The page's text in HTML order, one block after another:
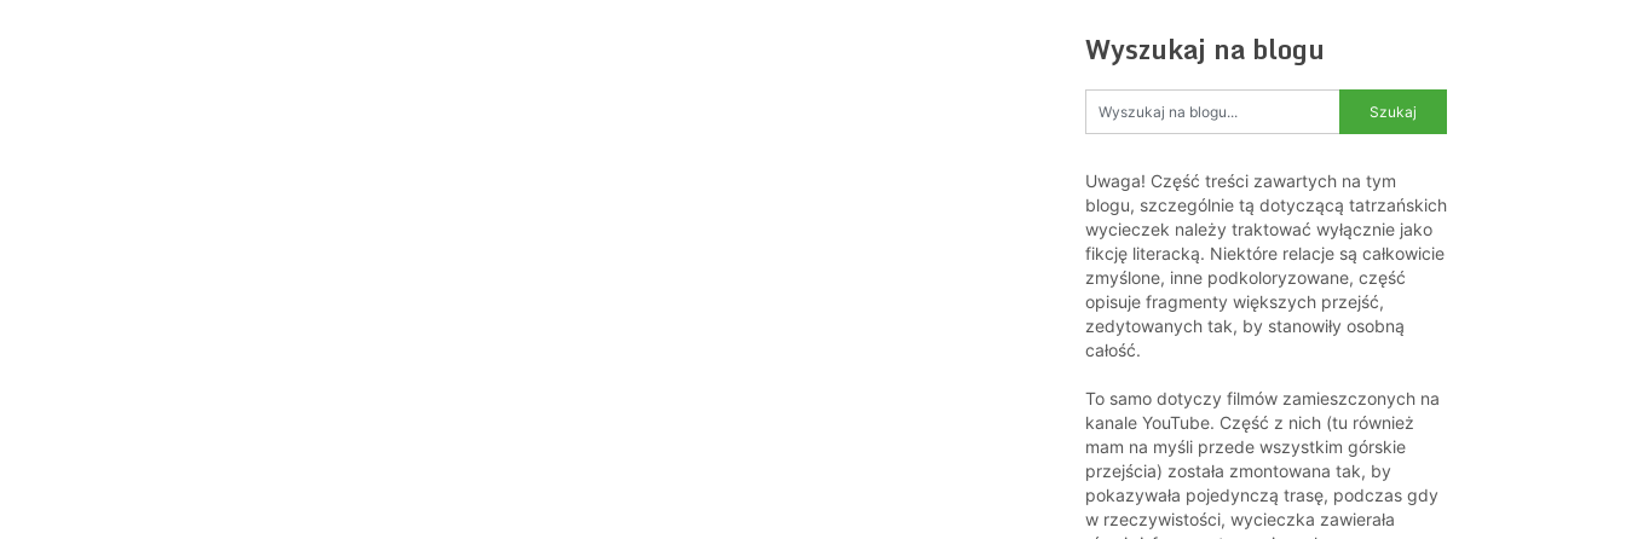
Wyszukaj na blogu
Uwaga! Część treści zawartych na tym
blogu, szczególnie tą dotyczącą tatrzańskich
wycieczek należy traktować wyłącznie jako
fikcję literacką. Niektóre relacje są całkowicie
zmyślone, inne podkoloryzowane, część
opisuje fragmenty większych przejść,
zedytowanych tak, by stanowiły osobną
całość.
To samo dotyczy filmów zamieszczonych na
kanale YouTube. Część z nich (tu również
mam na myśli przede wszystkim górskie
przejścia) została zmontowana tak, by
pokazywała pojedynczą trasę, podczas gdy
w rzeczywistości, wycieczka zawierała